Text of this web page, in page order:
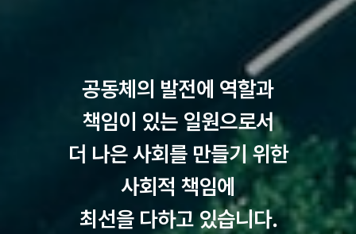
공동체의 발전에 역할과
책임이 있는 일원으로서
더 나은 사회를 만들기 위한
사회적 책임에
최선을 다하고 있습니다.